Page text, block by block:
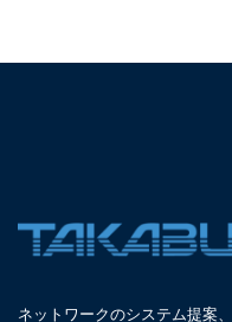
ネットワークのシステム提案、